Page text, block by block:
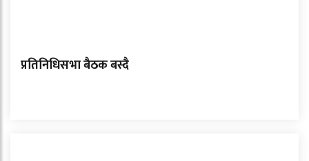
प्रतिनिधिसभा बैठक बस्दै